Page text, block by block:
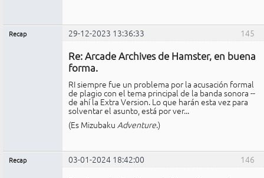
145
Recap 29-12-2023 13:36:33
Re: Arcade Archives de Hamster, en buena
forma.
RI siempre fue un problema por la acusación formal
de plagio con el tema principal de la banda sonora --
de ahí la Extra Version. Lo que harán esta vez para
solventar el asunto, está por ver...
(Es Mizubaku Adventure.)
146
Recap 03-01-2024 18:42:00